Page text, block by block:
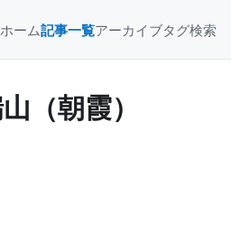
ホーム記事一覧アーカイブタグ検索
（朝霞）